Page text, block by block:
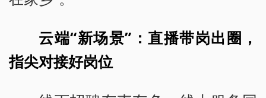
云端“新场景”：直播带岗出圈，
指尖对接好岗位